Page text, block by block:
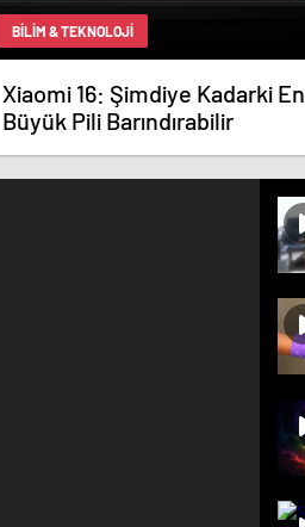
BILIM & TEKNOLOJI
Xiaomi 16: Şimdiye Kadarki En
Büyük Pili Barındırabilir